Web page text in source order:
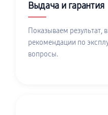
Выдача и гарантия
Показываем результат,
рекомендации по
вопросы.